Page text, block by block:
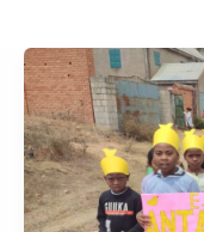
AMADEA
au
3e
festival
des
oeufs